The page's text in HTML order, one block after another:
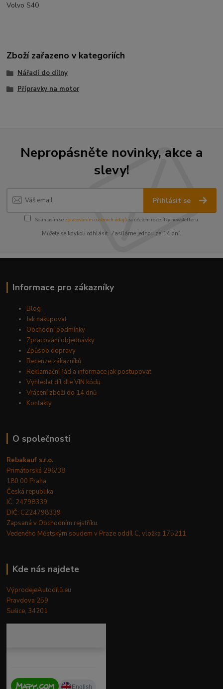
Volvo S40
Zboží zařazeno v kategoriích
Nářadí do dílny
Přípravky na motor
Nepropásněte novinky, akce a
slevy!
Přihlásit se
Souhlasím se zpracováním osobních údajůza účelem rozesílky newsletteru.
Můžete se kdykoli odhlásit. Zasíláme jednou za 14 dní.
Informace pro zákazníky
Blog
Jak nakupovat
Obchodní podmínky
Zpracování objednávky
Způsob dopravy
Recenze zákazníků
Reklamační řád a informace jak postupovat
Vyhledat díl dle VIN kódu
Vrácení zboží do 14 dnů
Kontakty
O společnosti
Rebakauf s.r.o.
Primátorská 296/38
180 00 Praha
Česká republika
IČ: 24798339
DIČ: CZ24798339
Zapsaná v Obchodním rejstříku.
Vedeného Městským soudem v Praze oddíl C, vložka 175211
Kde nás najdete
VýprodejeAutodílů.eu
Pravdova 259
Sušice, 34201